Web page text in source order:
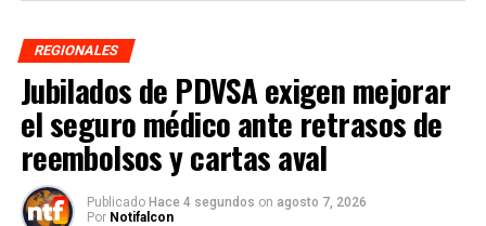
REGIONALES
Jubilados de PDVSA exigen mejorar
el seguro médico ante retrasos de
reembolsos y cartas aval
Publicado Hace 4 segundos on agosto 7, 2026
Por Notifalcon